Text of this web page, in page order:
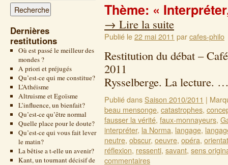
Dernières
restitutions
Où est passé le meilleur des
mondes ?
A priori et préjugés
Qu’est-ce qui me constitue?
L’Athéisme
Altruisme et Egoïsme
L’influence, un bienfait?
Qu’est-ce qu’être normal
Quelle place pour le doute?
Qu’est-ce qui vous fait lever
le matin?
La bêtise a t-elle un avenir?
Kant, un tournant décisif de
Thème: «
→ Lire la suite
Publié le22 mai 2011 parcafes-philo
Restitution du débat –
2011
Rysselberge. La lecture.
Publié dansSaison 2010/2011 |
beau mensonge, catastrophes,
fausser la vérité, faux-monnayeurs,
interpréter, la Norma, langage,
neutre, obscur, oeuvre, opéra,
réflexion, ressenti, savant, sens
commentaires